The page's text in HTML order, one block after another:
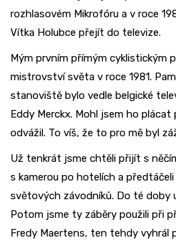
rozhlasovém Mikrofóru a v roce
Vítka Holubce přejít do televize.
Mým prvním přímým cyklistickým
mistrovství světa v roce 1981.
stanoviště bylo vedle belgické
Eddy Merckx. Mohl jsem ho plácat
odvážil. To víš, že to pro mě byl
Už tenkrát jsme chtěli přijít s
s kamerou po hotelích a
světových závodníků. Do té doby
Potom jsme ty záběry použili při
Fredy Maertens, ten tehdy vyhrál